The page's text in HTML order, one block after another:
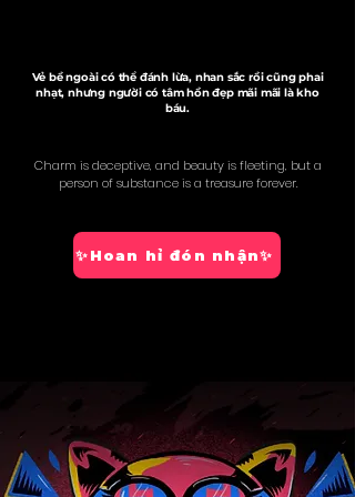
Vẻ bề ngoài có thể đánh lừa, nhan sắc rồi cũng phai
nhạt, nhưng người có tâm hồn đẹp mãi mãi là kho
báu.
Charm is deceptive, and beauty is fleeting, but a
person of substance is a treasure forever.
✨Hoan hỉ đón nhận✨